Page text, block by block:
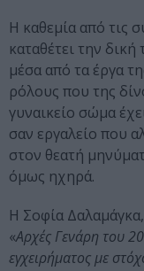
Η καθεμία από τις
καταθέτει την
μέσα από τα έργα
ρόλους που της
γυναικείο σώμα
σαν εργαλείο που
στον θεατή
όμως ηχηρά.
Η Σοφία
«Αρχές Γενάρη του
εγχειρήματος με